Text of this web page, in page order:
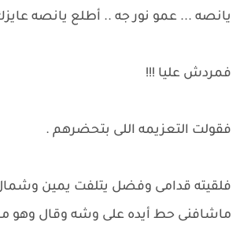
يانصه ... عمو نور جه .. أطلع يانصه
فمردش عليا !!!
فقولت التعزيمه اللى بتحضرهم .
فلقيته قدامى وفضل يتلفت يمين
ماشافنى حط أيده على وشه وقال وهو